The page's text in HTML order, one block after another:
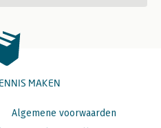
MAKEN
Algemene voorwaarden